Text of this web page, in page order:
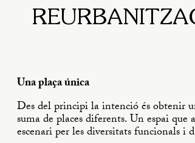
Una plaça única
Des del principi la intenció és obtenir
suma de places diferents. Un espai
escenari per les diversitats funcionals i